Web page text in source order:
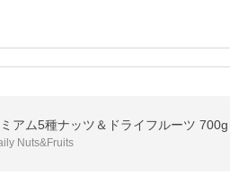
アム5種ナッツ＆ドライフルーツ
Nuts&Fruits